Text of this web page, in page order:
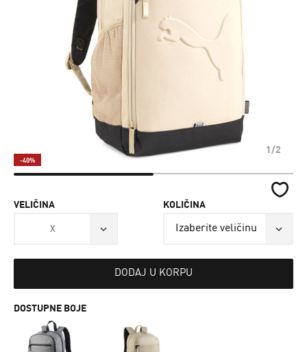
1/2
-40%
VELIČINA
X
KOLIČINA
DODAJ U KORPU
DOSTUPNE BOJE